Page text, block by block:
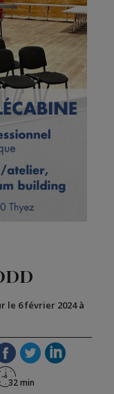
le 6 février 2024 à